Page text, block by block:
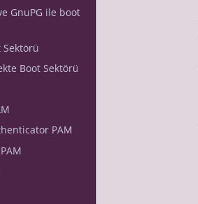
GnuPG ile boot
Boot Sektörü
PAM